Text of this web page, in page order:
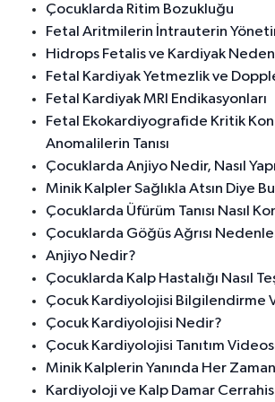
Çocuklarda Ritim Bozukluğu
Fetal Aritmilerin İntrauterin
Hidrops Fetalis ve Kardiyak
Fetal Kardiyak Yetmezlik ve
Fetal Kardiyak MRI Endikasyonları
Fetal Ekokardiyografide Kritik
Anomalilerin Tanısı
Çocuklarda Anjiyo Nedir, Nasıl
Minik Kalpler Sağlıkla Atsın Diye
Çocuklarda Üfürüm Tanısı Nasıl
Çocuklarda Göğüs Ağrısı
Anjiyo Nedir?
Çocuklarda Kalp Hastalığı Nasıl
Çocuk Kardiyolojisi Bilgilendirme
Çocuk Kardiyolojisi Nedir?
Çocuk Kardiyolojisi Tanıtım
Minik Kalplerin Yanında Her Zaman
Kardiyoloji ve Kalp Damar